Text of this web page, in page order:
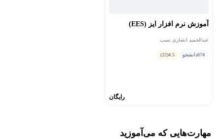
آموزش نرم افزار ایز (EES)
عبدالحمید انصاری نسب
674دانشجو 4.5
(22)
رایگان
مهارت‌هایی که می‌آموزید